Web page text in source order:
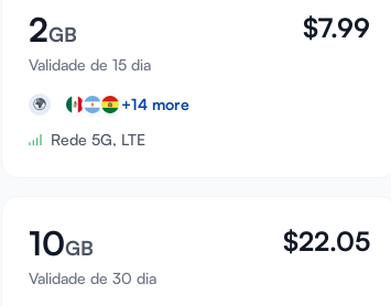
2GB
Validade de 15 dia
$7.99
🌍 +14 more
Rede 5G, LTE
10GB
Validade de 30 dia
$22.05